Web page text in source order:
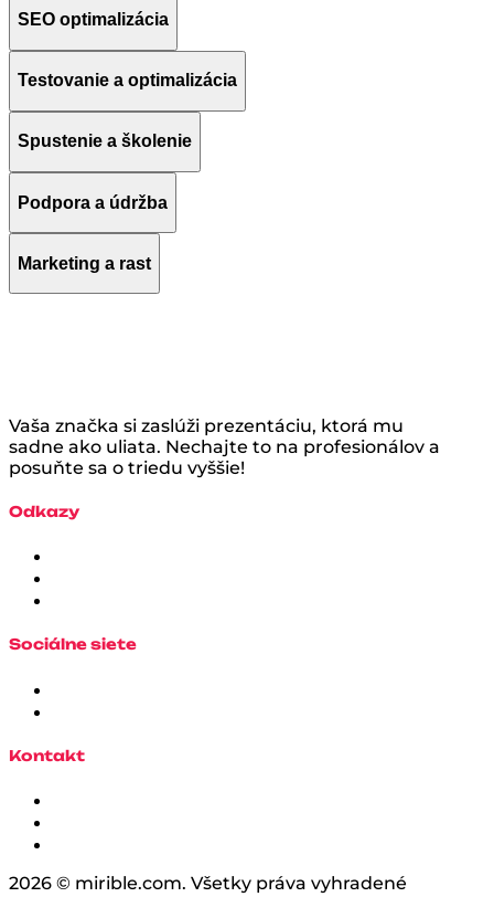
SEO optimalizácia
Testovanie a optimalizácia
Spustenie a školenie
Podpora a údržba
Marketing a rast
Vaša značka si zaslúži prezentáciu, ktorá mu
sadne ako uliata. Nechajte to na profesionálov a
posuňte sa o triedu vyššie!
Odkazy
Sociálne siete
Kontakt
2026 © mirible.com. Všetky práva vyhradené